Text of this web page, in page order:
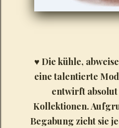
♥ Die kühle,
eine talentierte
entwirft
Kollektionen.
Begabung zieht sie